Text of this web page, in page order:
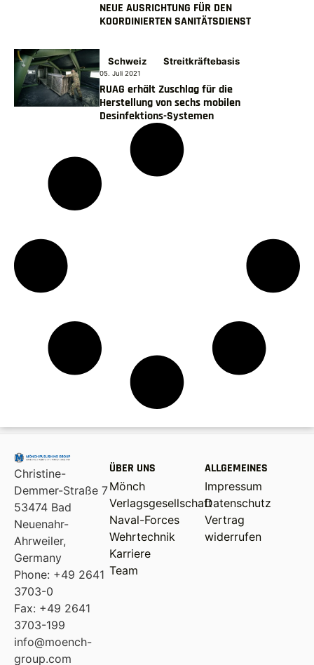
NEUE AUSRICHTUNG FÜR DEN
KOORDINIERTEN SANITÄTSDIENST
Schweiz Streitkräftebasis
05. Juli 2021
RUAG erhält Zuschlag für die
Herstellung von sechs mobilen
Desinfektions-Systemen
Christine-
Demmer-Straße 7
53474 Bad
Neuenahr-
Ahrweiler,
Germany
Phone: +49 2641
3703-0
Fax: +49 2641
3703-199
info@moench-
group.com
ÜBER UNS
Mönch
Verlagsgesellschaft
Naval-Forces
Wehrtechnik
Karriere
Team
ALLGEMEINES
Impressum
Datenschutz
Vertrag
widerrufen